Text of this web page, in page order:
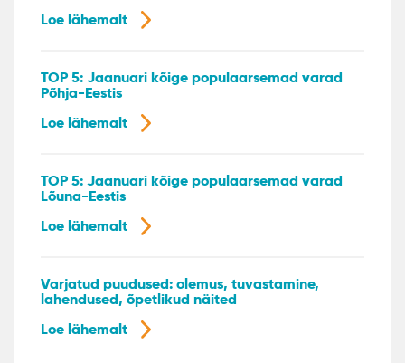
Loe lähemalt
TOP 5: Jaanuari kõige populaarsemad varad
Põhja-Eestis
Loe lähemalt
TOP 5: Jaanuari kõige populaarsemad varad
Lõuna-Eestis
Loe lähemalt
Varjatud puudused: olemus, tuvastamine,
lahendused, õpetlikud näited
Loe lähemalt